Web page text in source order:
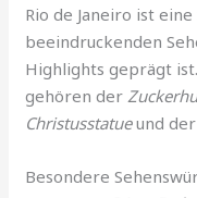
Rio de Janeiro ist
beeindruckenden
Highlights geprägt
gehören der
Christusstatueund
Besondere